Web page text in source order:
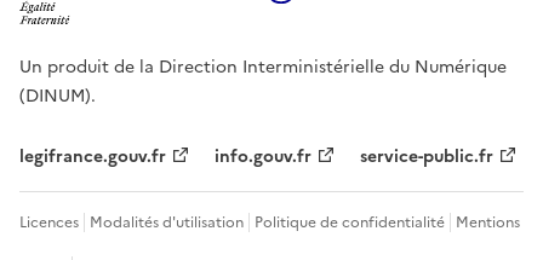
Un produit de la Direction Interministérielle du Numérique
(DINUM).
legifrance.gouv.fr info.gouv.fr service-public.fr
Licences Modalités d'utilisation Politique de confidentialité Mentions